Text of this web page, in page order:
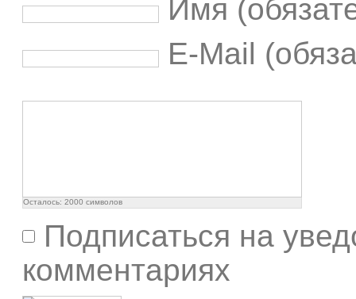
Имя
E-Mail
Осталось: 2000 символов
Подписаться на
комментариях